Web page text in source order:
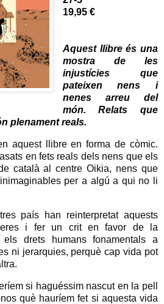
19,95 €
Aquest llibre és una
mostra de les
injustícies que
pateixen nens i
nenes arreu del
món. Relats que
plenament reals.
aquest llibre en forma de còmic.
en fets reals dels nens que els
català al centre Oikia, nens que
per a algú a qui no li
país han reinterpretat aquests
i fer un crit en favor de la
drets humans fonamentals a
ni jerarquies, perquè cap vida pot
si haguéssim nascut en la pell
què hauríem fet si aquesta vida